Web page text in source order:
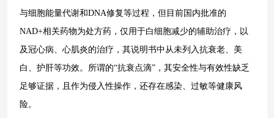
与细胞能量代谢和DNA修复等过程，但目前国内批准的
NAD+相关药物为处方药，仅用于白细胞减少的辅助治疗，以
及冠心病、心肌炎的治疗，其说明书中从未列入抗衰老、美
白、护肝等功效。所谓的“抗衰点滴”，其安全性与有效性缺乏
足够证据，且作为侵入性操作，还存在感染、过敏等健康风
险。